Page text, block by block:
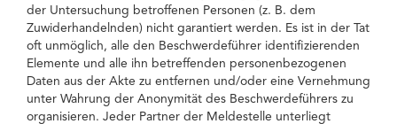
der Untersuchung betroffenen Personen (z. B. dem
Zuwiderhandelnden) nicht garantiert werden. Es ist in der Tat
oft unmöglich, alle den Beschwerdeführer identifizierenden
Elemente und alle ihn betreffenden personenbezogenen
Daten aus der Akte zu entfernen und/oder eine Vernehmung
unter Wahrung der Anonymität des Beschwerdeführers zu
organisieren. Jeder Partner der Meldestelle unterliegt